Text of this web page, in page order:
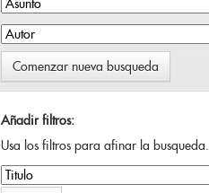
Comenzar nueva busqueda
Añadir filtros:
Usa los filtros para afinar la busqueda.